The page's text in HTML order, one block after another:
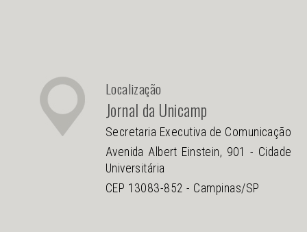
Localização
Jornal da Unicamp
Secretaria Executiva de Comunicação
Avenida Albert Einstein, 901 - Cidade
Universitária
CEP 13083-852 - Campinas/SP